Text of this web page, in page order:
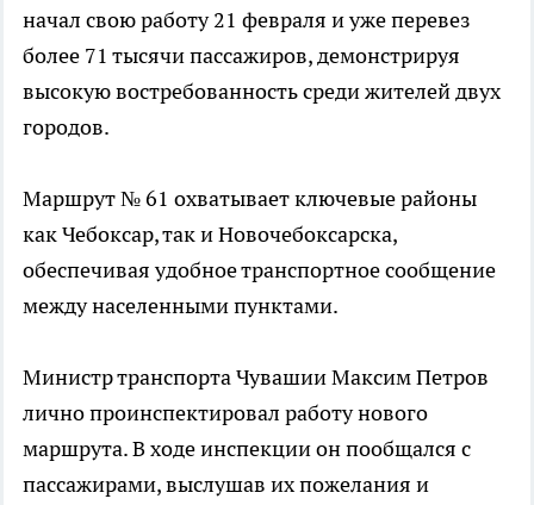
начал свою работу 21 февраля и уже перевез
более 71 тысячи пассажиров, демонстрируя
высокую востребованность среди жителей двух
городов.
Маршрут № 61 охватывает ключевые районы
как Чебоксар, так и Новочебоксарска,
обеспечивая удобное транспортное сообщение
между населенными пунктами.
Министр транспорта Чувашии Максим Петров
лично проинспектировал работу нового
маршрута. В ходе инспекции он пообщался с
пассажирами, выслушав их пожелания и